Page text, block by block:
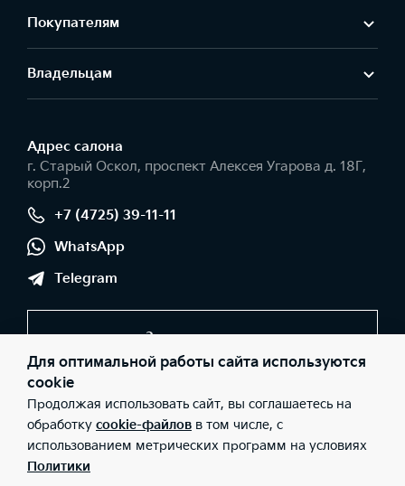
Покупателям
Владельцам
Адрес салонa
г. Старый Оскол, проспект Алексея Угарова д. 18Г,
корп.2
+7 (4725) 39-11-11
WhatsApp
Telegram
Заказать звонок
© 2026 Юридические лица ООО "Оскольская автомобильная
компания" (Фактический адрес: г. Старый Оскол, проспект
Алексея Угарова д. 18Г, корп.2; Телефон: +7 (4725) 39-11-11; ИНН:
3123332065; ОГРН: 1133123020777), ООО «Киа Россия и СНГ»
(Фактический адрес: г.Москва, Валовая 26; Телефон: 8 800 301
08 80; ИНН: 7728674093; ОГРН: 5087746291760) ведут
Для оптимальной работы сайта используются
cookie
Продолжая использовать сайт, вы соглашаетесь на
обработку cookie-файлов в том числе, с
использованием метрических программ на условиях
Политики